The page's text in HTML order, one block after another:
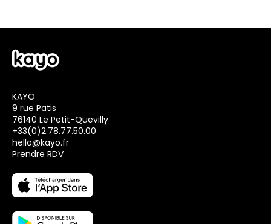
KAYO
9 rue Patis
76140 Le Petit-Quevilly
+33(0)2.78.77.50.00
hello@kayo.fr
Prendre RDV